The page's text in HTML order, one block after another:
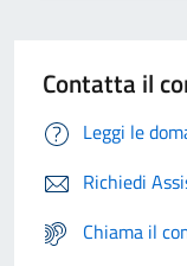
Contatta il
Leggi le
Richiedi
Chiama il